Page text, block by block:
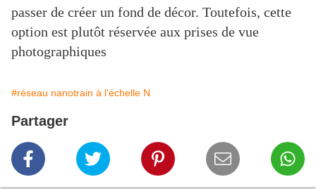
passer de créer un fond de décor. Toutefois, cette
option est plutôt réservée aux prises de vue
photographiques
#réseau nanotrain à l'échelle N
Partager